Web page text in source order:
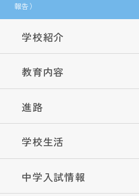
報告）
学校紹介
教育内容
進路
学校生活
中学入試情報